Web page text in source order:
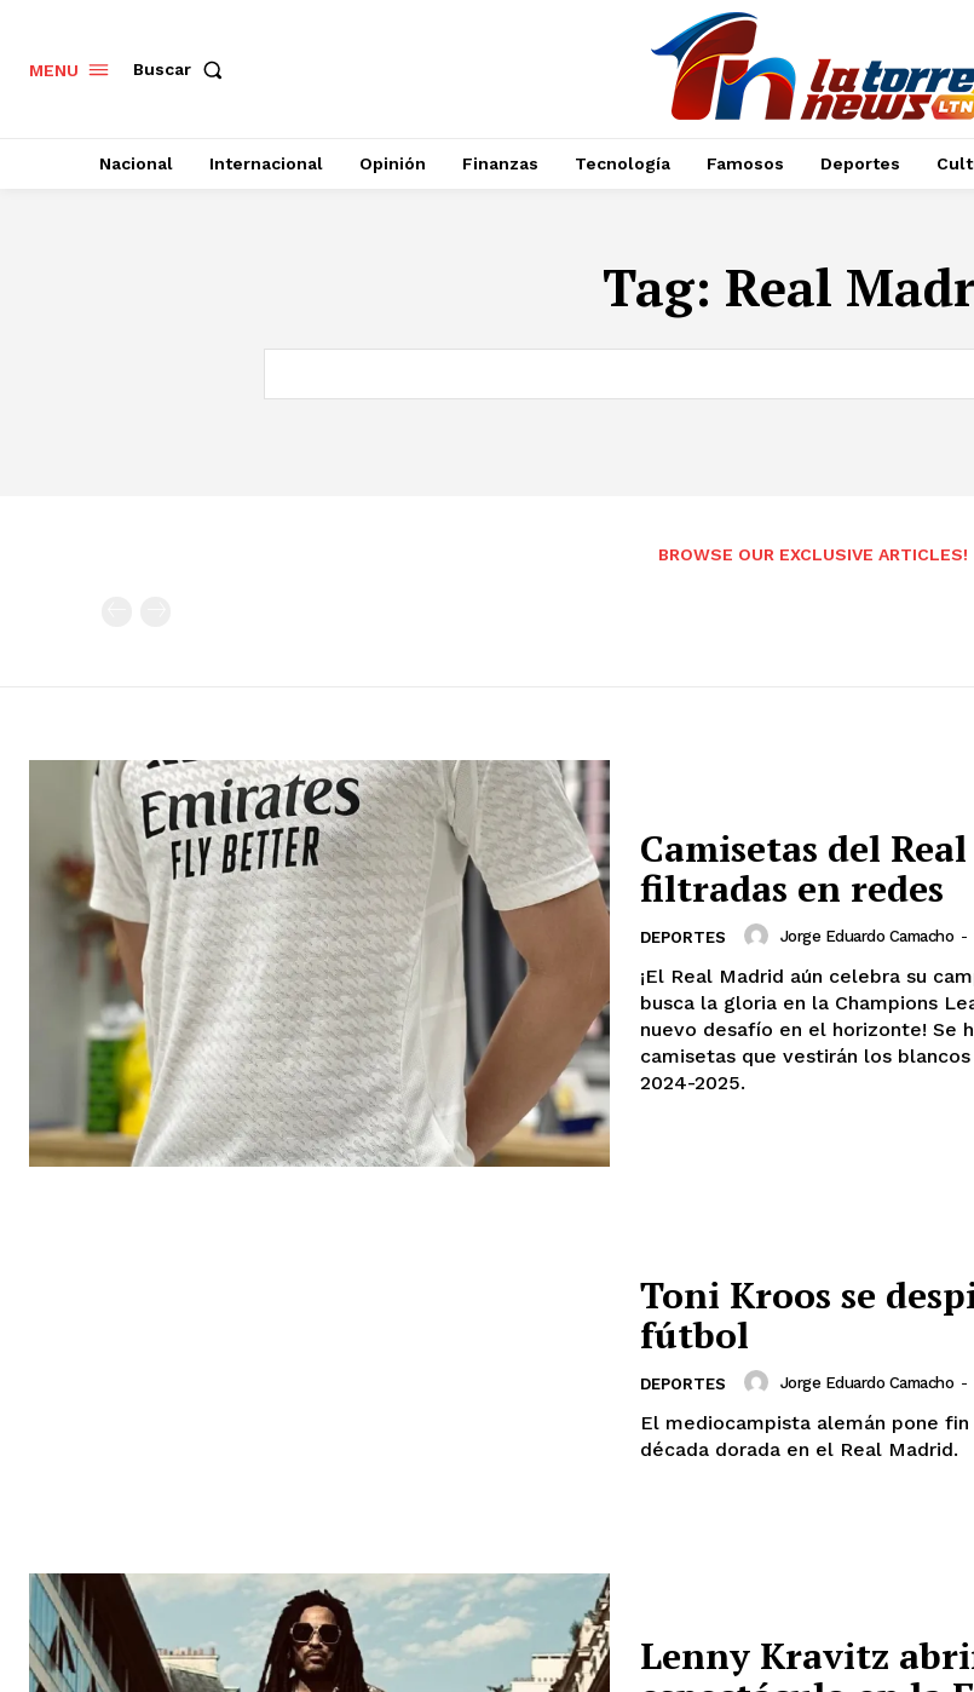
El Suplemento
MENU Buscar
Nacional Internacional Opinión Finanzas Tecnología Famosos Deportes
Tag: Real
BROWSE OUR EXCLUSIVE ARTICLES!
Camisetas del
filtradas en redes
DEPORTES Jorge Eduardo Camacho -
¡El Real Madrid aún celebra su
busca la gloria en la Champions
nuevo desafío en el horizonte! Se
camisetas que vestirán los
2024-2025.
Toni Kroos se
fútbol
DEPORTES Jorge Eduardo Camacho -
El mediocampista alemán pone fin
década dorada en el Real Madrid.
Lenny Kravitz